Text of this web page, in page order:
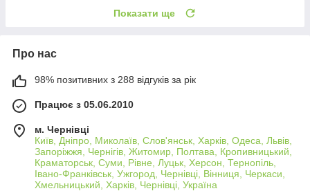
Показати ще
Про нас
98% позитивних з 288 відгуків за рік
Працює з 05.06.2010
м. Чернівці
Київ, Дніпро, Миколаїв, Слов'янськ, Харків, Одеса, Львів,
Запоріжжя, Чернігів, Житомир, Полтава, Кропивницький,
Краматорськ, Суми, Рівне, Луцьк, Херсон, Тернопіль,
Івано-Франківськ, Ужгород, Чернівці, Вінниця, Черкаси,
Хмельницький, Харків, Чернівці, Україна